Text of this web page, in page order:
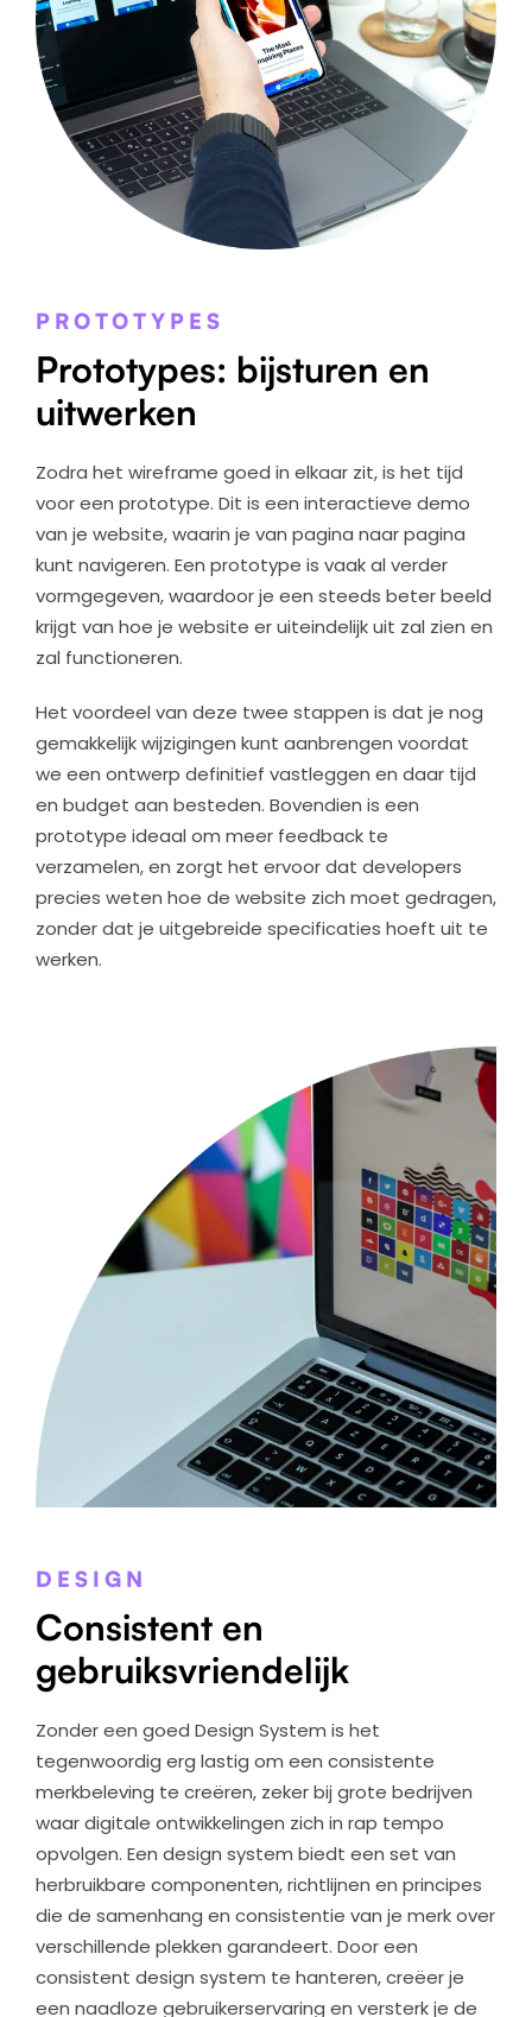
PROTOTYPES
Prototypes: bijsturen en
uitwerken
Zodra het wireframe goed in elkaar zit, is het tijd
voor een prototype. Dit is een interactieve demo
van je website, waarin je van pagina naar pagina
kunt navigeren. Een prototype is vaak al verder
vormgegeven, waardoor je een steeds beter beeld
krijgt van hoe je website er uiteindelijk uit zal zien en
zal functioneren.
Het voordeel van deze twee stappen is dat je nog
gemakkelijk wijzigingen kunt aanbrengen voordat
we een ontwerp definitief vastleggen en daar tijd
en budget aan besteden. Bovendien is een
prototype ideaal om meer feedback te
verzamelen, en zorgt het ervoor dat developers
precies weten hoe de website zich moet gedragen,
zonder dat je uitgebreide specificaties hoeft uit te
werken.
DESIGN
Consistent en
gebruiksvriendelijk
Zonder een goed Design System is het
tegenwoordig erg lastig om een consistente
merkbeleving te creëren, zeker bij grote bedrijven
waar digitale ontwikkelingen zich in rap tempo
opvolgen. Een design system biedt een set van
herbruikbare componenten, richtlijnen en principes
die de samenhang en consistentie van je merk over
verschillende plekken garandeert. Door een
consistent design system te hanteren, creëer je
een naadloze gebruikerservaring en versterk je de